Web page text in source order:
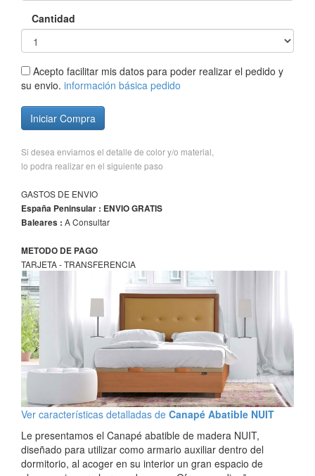
Cantidad
Acepto facilitar mis datos para poder realizar el pedido y
su envio. información básica pedido
Iniciar Compra
Si desea enviarnos el detalle de color y/o material,
lo podra realizar en el siguiente paso
GASTOS DE ENVIO
España Peninsular : ENVIO GRATIS
Baleares : A Consultar
METODO DE PAGO
TARJETA - TRANSFERENCIA
Ver características detalladas de Canapé Abatible NUIT
Le presentamos el Canapé abatible de madera NUIT,
diseñado para utilizar como armario auxiliar dentro del
dormitorio, al acoger en su interior un gran espacio de